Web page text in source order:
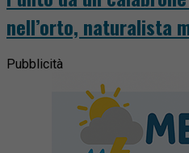
nell’orto, naturalista
Pubblicità